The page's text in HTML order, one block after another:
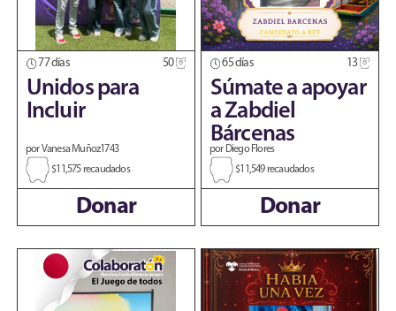
77 días 50
Unidos para
Incluir
por Vanesa Muñoz1743
$11,575 recaudados
Donar
65 días 13
Súmate a apoyar
a Zabdiel
Bárcenas
por Diego Flores
$11,549 recaudados
Donar